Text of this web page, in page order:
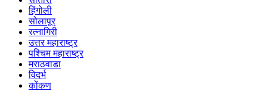
हिंगोली
सोलापूर
रत्नागिरी
उत्तर महाराष्ट्र
पश्चिम महाराष्ट्र
मराठवाडा
विदर्भ
कोंकण